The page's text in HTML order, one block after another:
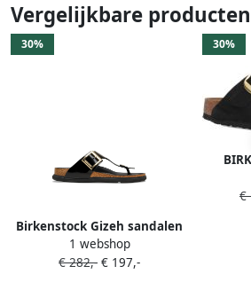
Vergelijkbare producten
30%
Birkenstock Gizeh sandalen
met gespsluiting Zwart
1 webshop
€ 282,- € 197,-
30%
Maat:
€